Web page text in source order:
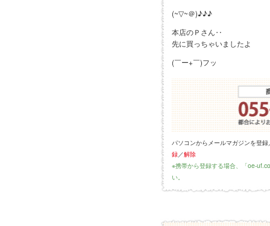
(~▽~＠)♪♪♪
本店のＰさん‥
先に買っちゃいましたよ
(￣ー+￣)フッ
パソコンからメールマガジンを登
録／解除
※携帯から登録する場合、「oe-
い。